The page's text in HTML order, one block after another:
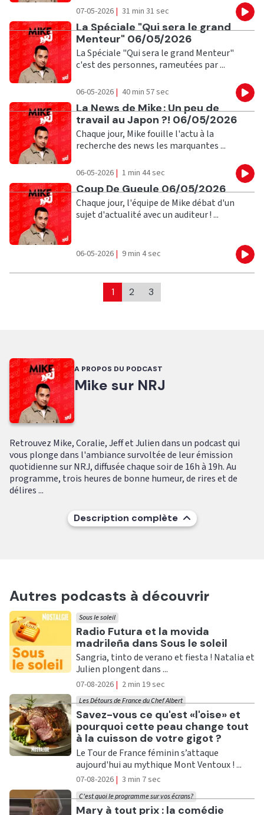
07-05-2026 | 31 min 31 sec
Ecouter
La Spéciale "Qui sera le grand
Menteur" 06/05/2026
La Spéciale "Qui sera le grand Menteur"
c'est des personnes, rameutées par ...
06-05-2026 | 40 min 57 sec
Ecouter
La News de Mike : Un peu de
travail au Japon ?! 06/05/2026
Chaque jour, Mike fouille l'actu à la
recherche des news les marquantes ...
06-05-2026 | 1 min 44 sec
Ecouter
Coup De Gueule 06/05/2026
Chaque jour, l'équipe de Mike débat d'un
sujet d'actualité avec un auditeur ! ...
06-05-2026 | 9 min 4 sec
1 2 3
A PROPOS DU PODCAST
Mike sur NRJ
Retrouvez Mike, Coralie, Jeff et Julien dans un podcast qui
vous plonge dans l'ambiance survoltée de leur émission
quotidienne sur NRJ, diffusée chaque soir de 16h à 19h. Au
programme, trois heures de bonne humeur, de rires et de
délires ...
Description complète
Autres podcasts à découvrir
Ecouter
Radio Futura et la movida
madrileña dans Sous le soleil
Sous le soleil
Sangria, tinto de verano et fiesta ! Natalia et
Julien plongent dans ...
07-08-2026 | 2 min 19 sec
Ecouter
Savez-vous ce qu'est «l'oise» et
pourquoi cette peau change tout
à la cuisson de votre gigot ?
Les Détours de France du Chef Albert
Le Tour de France féminin s’attaque
aujourd'hui au mythique Mont Ventoux ! ...
07-08-2026 | 3 min 7 sec
Ecouter
Mary à tout prix : la comédie
C'est quoi le programme sur vos écrans?